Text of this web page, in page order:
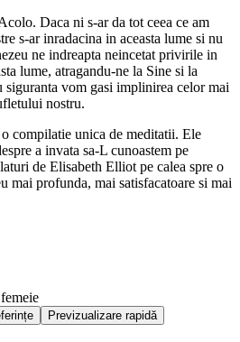
Daca ni s-ar da tot ceea ce am
s-ar inradacina in aceasta lume si nu
ne indreapta neincetat privirile in
lume, atragandu-ne la Sine si la
siguranta vom gasi implinirea celor mai
nostru.
o compilatie unica de meditatii. Ele
a invata sa-L cunoastem pe
de Elisabeth Elliot pe calea spre o
mai profunda, mai satisfacatoare si mai
Previzualizare rapidă